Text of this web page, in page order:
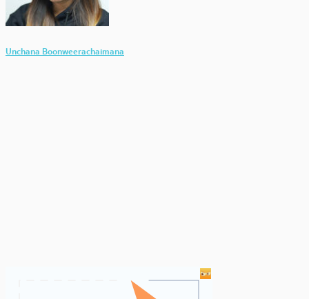
Unchana Boonweerachaimana